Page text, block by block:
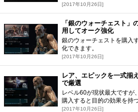
[2017年10月26日]
「銀のウォーチェスト」
用してオーク強化
銀のウォーチェストを購入
化できます。
[2017年10月26日]
レア、エピックを一式揃
で厳選
レベル60が現状最大ですが
購入すると目的の効果を持
[2017年10月26日]